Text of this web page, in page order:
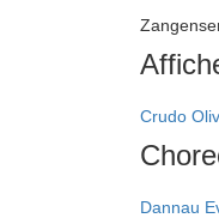
Crudo
Dannau